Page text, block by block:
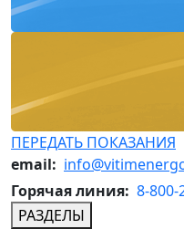
ПЕРЕДАТЬ ПОКАЗАНИЯ
email:
Горячая линия: 8-800-
РАЗДЕЛЫ